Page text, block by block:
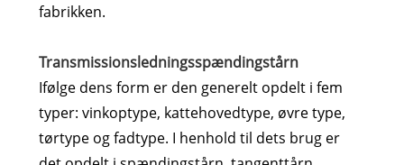
fabrikken.
Transmissionsledningsspændingstårn
Ifølge dens form er den generelt opdelt i fem
typer: vinkoptype, kattehovedtype, øvre type,
tørtype og fadtype. I henhold til dets brug er